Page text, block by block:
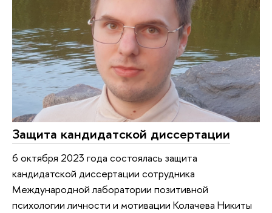
Защита кандидатской диссертации
6 октября 2023 года состоялась защита
кандидатской диссертации сотрудника
Международной лаборатории позитивной
психологии личности и мотивации Колачева Никиты